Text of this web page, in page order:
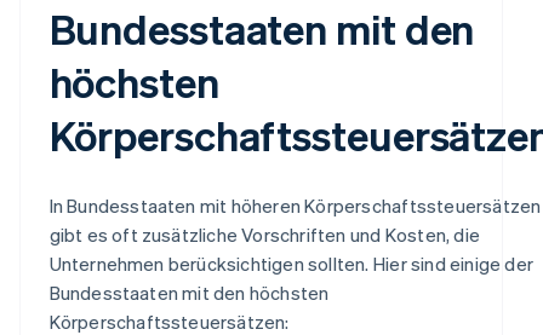
Bundesstaaten mit den
höchsten
In Bundesstaaten mit höheren Körperschaftssteuersätzen
gibt es oft zusätzliche Vorschriften und Kosten, die
Unternehmen berücksichtigen sollten. Hier sind einige der
Bundesstaaten mit den höchsten
Körperschaftssteuersätzen: